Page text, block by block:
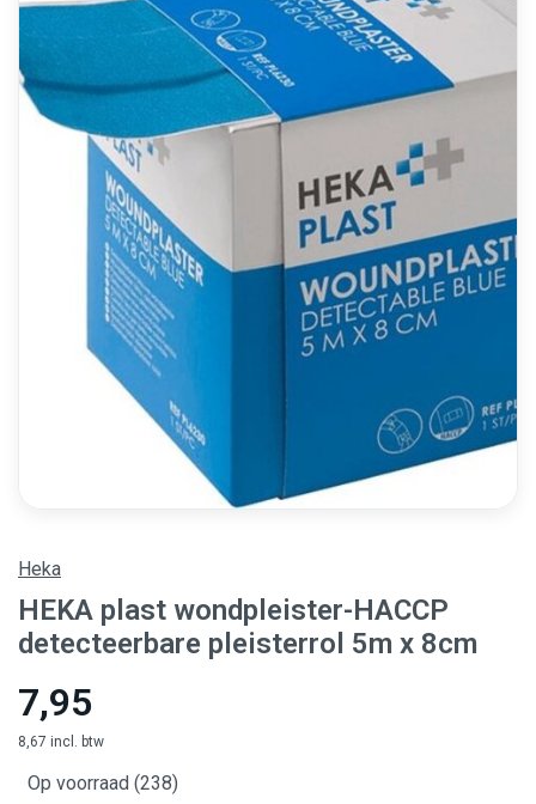
Heka
HEKA plast wondpleister-HACCP
detecteerbare pleisterrol 5m x 8cm
7,95
8,67 incl. btw
Op voorraad (238)